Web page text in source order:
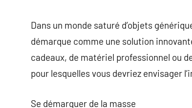
Dans un monde saturé d’objets
démarque comme une solution
cadeaux, de matériel professionnel ou
pour lesquelles vous devriez envisager
Se démarquer de la masse